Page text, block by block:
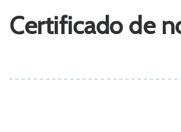
Certificado de